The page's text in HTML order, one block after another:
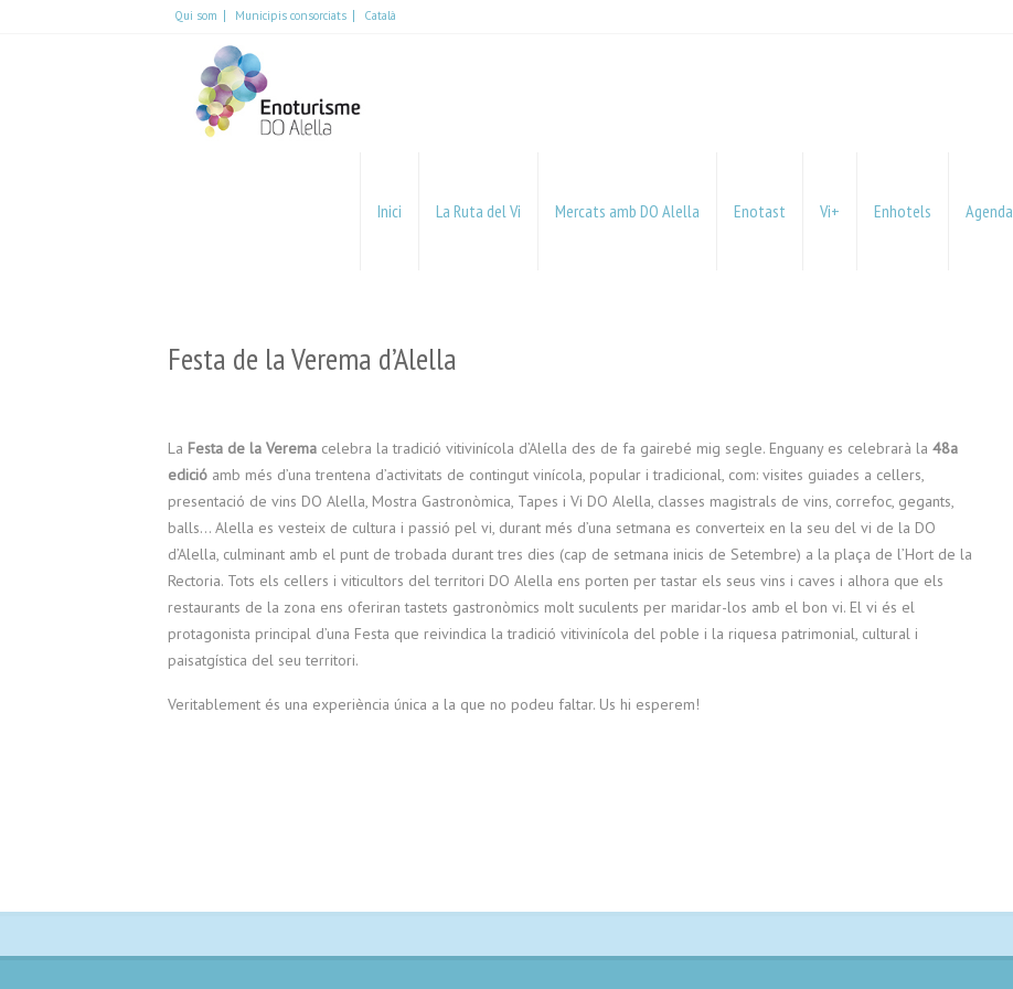
Qui som Municipis consorciats
Català
Inici La Ruta del Vi Mercats amb DO Alella Enotast Vi+ Enhotels Agenda
Festa de la Verema d’Alella
La Festa de la Verema celebra la tradició vitivinícola d’Alella des de fa gairebé mig segle. Enguany es celebrarà la 48a
edició amb més d’una trentena d’activitats de contingut vinícola, popular i tradicional, com: visites guiades a cellers,
presentació de vins DO Alella, Mostra Gastronòmica, Tapes i Vi DO Alella, classes magistrals de vins, correfoc, gegants,
balls… Alella es vesteix de cultura i passió pel vi, durant més d’una setmana es converteix en la seu del vi de la DO
d’Alella, culminant amb el punt de trobada durant tres dies (cap de setmana inicis de Setembre) a la plaça de l’Hort de la
Rectoria. Tots els cellers i viticultors del territori DO Alella ens porten per tastar els seus vins i caves i alhora que els
restaurants de la zona ens oferiran tastets gastronòmics molt suculents per maridar-los amb el bon vi. El vi és el
protagonista principal d’una Festa que reivindica la tradició vitivinícola del poble i la riquesa patrimonial, cultural i
paisatgística del seu territori.
Veritablement és una experiència única a la que no podeu faltar. Us hi esperem!